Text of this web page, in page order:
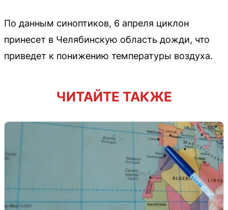
По данным синоптиков, 6 апреля циклон
принесет в Челябинскую область дожди, что
приведет к понижению температуры воздуха.
ЧИТАЙТЕ ТАКЖЕ